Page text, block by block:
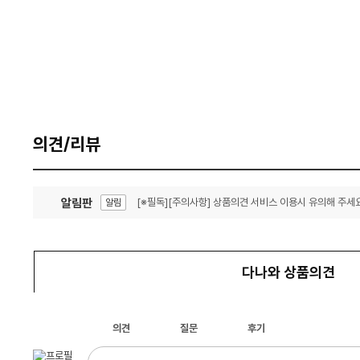
의견/리뷰
알림판 알림 [※필독][주의사항] 상품의견 서비스 이용시 유의해 주세
다나와 상품의견
의견 질문 후기